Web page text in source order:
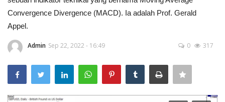
Contact
ANALISA
Convergence Divergence (MACD). Ia adalah Prof. Gerald
Appel.
Admin Sep 22, 2022 - 16:49 0 317